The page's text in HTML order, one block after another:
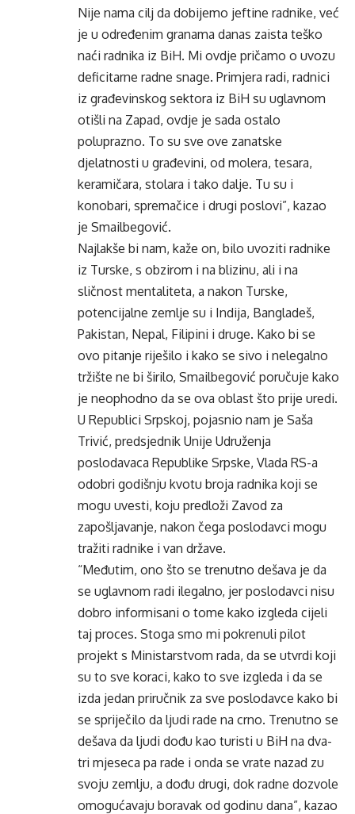
Nije nama cilj da dobijemo jeftine radnike, već
je u određenim granama danas zaista teško
naći radnika iz BiH. Mi ovdje pričamo o uvozu
deficitarne radne snage. Primjera radi, radnici
iz građevinskog sektora iz BiH su uglavnom
otišli na Zapad, ovdje je sada ostalo
poluprazno. To su sve ove zanatske
djelatnosti u građevini, od molera, tesara,
keramičara, stolara i tako dalje. Tu su i
konobari, spremačice i drugi poslovi”, kazao
je Smailbegović.
Najlakše bi nam, kaže on, bilo uvoziti radnike
iz Turske, s obzirom i na blizinu, ali i na
sličnost mentaliteta, a nakon Turske,
potencijalne zemlje su i Indija, Bangladeš,
Pakistan, Nepal, Filipini i druge. Kako bi se
ovo pitanje riješilo i kako se sivo i nelegalno
tržište ne bi širilo, Smailbegović poručuje kako
je neophodno da se ova oblast što prije uredi.
U Republici Srpskoj, pojasnio nam je Saša
Trivić, predsjednik Unije Udruženja
poslodavaca Republike Srpske, Vlada RS-a
odobri godišnju kvotu broja radnika koji se
mogu uvesti, koju predloži Zavod za
zapošljavanje, nakon čega poslodavci mogu
tražiti radnike i van države.
“Međutim, ono što se trenutno dešava je da
se uglavnom radi ilegalno, jer poslodavci nisu
dobro informisani o tome kako izgleda cijeli
taj proces. Stoga smo mi pokrenuli pilot
projekt s Ministarstvom rada, da se utvrdi koji
su to sve koraci, kako to sve izgleda i da se
izda jedan priručnik za sve poslodavce kako bi
se spriječilo da ljudi rade na crno. Trenutno se
dešava da ljudi dođu kao turisti u BiH na dva-
tri mjeseca pa rade i onda se vrate nazad zu
svoju zemlju, a dođu drugi, dok radne dozvole
omogućavaju boravak od godinu dana”, kazao